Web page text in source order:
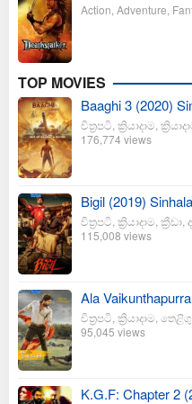
Action Adventure
TOP MOVIES
Baaghi 3 (2020)
චිත්‍රපටි ක්‍රියාදාම
176,774 views
Bigil (2019)
චිත්‍රපටි ක්‍රියාදාම ක්‍රීඩා
115,008 views
Ala
චිත්‍රපටි ක්‍රියාදාම තෙළිගු
95,045 views
K.G.F: Chapter 2